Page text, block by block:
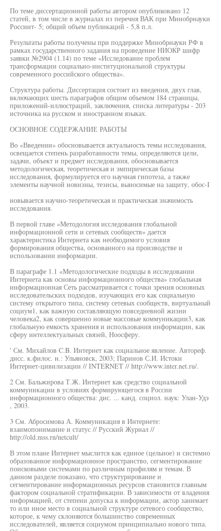
По теме диссертационной работы автором опубликовано 12
статей, в том числе в журналах из перечня ВАК при Минобрнауки
Россиит- 5; общий объем публикаций - 5,8 п.л.
Результаты работы получены при поддержке Минобрнауки РФ в
рамках государственного задания на проведение НИОКР шифр
заявки №2904 (1.14) по теме «Исследование проблем
трансформации социально-институциональной структуры
современного российского общества».
Структура работы. Диссертация состоит из введения, двух глав,
включающих шесть параграфов общим объемом 184 страницы,
приложений-иллюстраций, заключения, списка литературы - 203
источника на русском и иностранном языках.
ОСНОВНОЕ СОДЕРЖАНИЕ РАБОТЫ
Во «Введении» обосновывается актуальность темы исследования,
освещается степень разработанности темы, определяются цели,
задачи, объект и предмет исследования, обосновывается
методологическая, теоретическая и эмпирическая базы
исследования, формулируется его научная гипотеза, а также
элементы научной новизны, тезисы, выносимые на защиту, обос-I
новывается научно-теоретическая и практическая значимость
исследования.
В первой главе «Методология исследования глобальной
информационной сети и сетевых сообществ» дается
характеристика Интернета как необходимого условия
формирования общества, основанного на производстве и
использовании информации.
В параграфе 1.1 «Методологические подходы в исследовании
Интернета как основы информационного общества» глобальная
информационная Сеть рассматривается с точки зрения основных
исследовательских подходов, изучающих его как социальную
систему открытого типа, систему сетевых сообществ, виртуальный
социум1, как важную составляющую повседневной жизни
человека2, как совершенно новые массовые коммуникации3, как
глобальную емкость хранения и использования информации, как
сферу интеллектуальных связей, Ноосферу.
' См. Михайлов C.B. Интернет как социальное явление. Автореф.
днсс. к.филос. н.: Ульяновск, 2003; Паринов С.И. Истоки
Интернет-цивилизации // INTERNET // http://www.inter.net.ru/.
2 См. Бальжирова Т.Ж. Интернет как средство социальной
коммуникации в условиях формирующегося в России
информационного общества: дис. ... канд. социол. наук: Улан-Удэ
, 2003.
3 См. Абросимова А. Коммуникация в Интернете:
взаимопонимание и статус // Русский Журнал //
http://old.mss.rn/netcult/
В этом плане Интернет мыслится как единое (цельное) и системно
образованное информационное пространство, сегментирование
поисковыми системами по различным профилям и темам. В
данном разделе показано, что структурирование и
сегментирование информационных ресурсов становится главным
фактором социальной стратификации. В зависимости от владения
информацией, от степени допуска к информации, актор занимает
то или иное место в социальной структуре сетевого сообщество,
которое, к чему склоняются большинство современных
исследователей, является социумом принципиально нового типа.